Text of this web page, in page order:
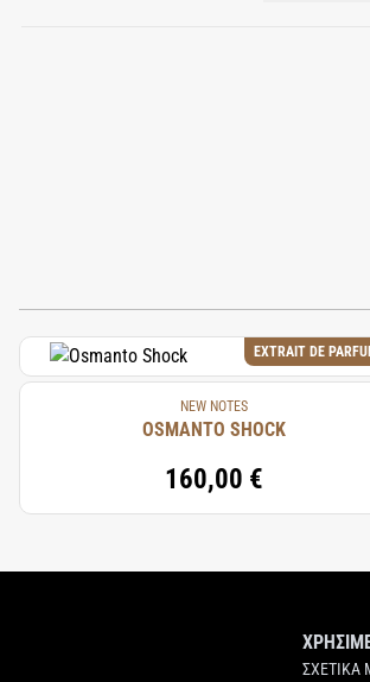
ALCOHOL
EXTRAIT DE
NEW NOTES
OSMANTO SHOCK
160,00 €
ΣΧΕΤΙΚΑ